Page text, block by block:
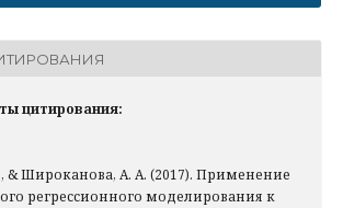
цитирования:
& Широканова, А. А. (2017). Применение
регрессионного моделирования к